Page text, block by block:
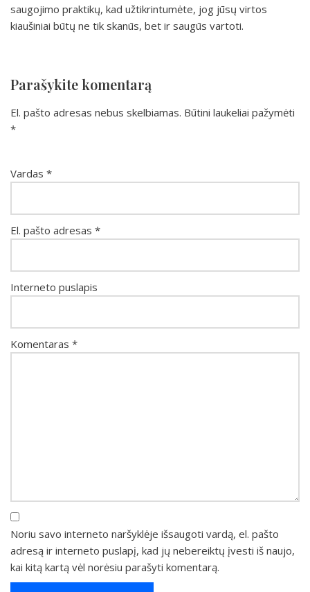
saugojimo praktikų, kad užtikrintumėte, jog jūsų virtos
kiaušiniai būtų ne tik skanūs, bet ir saugūs vartoti.
Parašykite komentarą
El. pašto adresas nebus skelbiamas. Būtini laukeliai pažymėti
*
Vardas *
El. pašto adresas *
Interneto puslapis
Komentaras *
Noriu savo interneto naršyklėje išsaugoti vardą, el. pašto
adresą ir interneto puslapį, kad jų nebereiktų įvesti iš naujo,
kai kitą kartą vėl norėsiu parašyti komentarą.